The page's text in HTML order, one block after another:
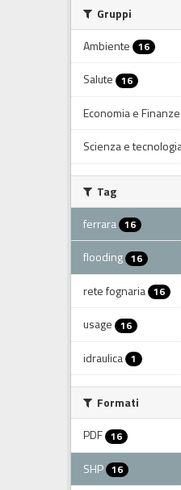
Gruppi
Ambiente 16
Salute 16
Economia e Finanze
Scienza e
Tag
ferrara 16
flooding 16
rete fognaria 16
usage 16
idraulica 1
Formati
PDF 16
SHP 16